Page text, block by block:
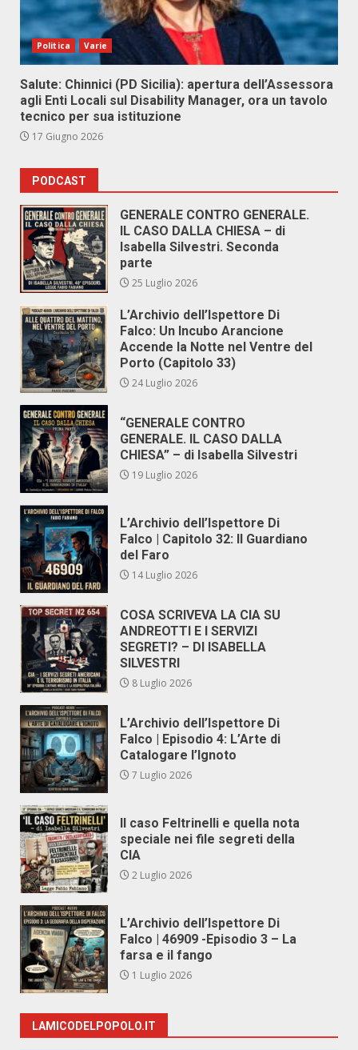
Politica Varie
Salute: Chinnici (PD Sicilia): apertura dell’Assessora
agli Enti Locali sul Disability Manager, ora un tavolo
tecnico per sua istituzione
17 Giugno 2026
PODCAST
GENERALE CONTRO GENERALE.
IL CASO DALLA CHIESA – di
Isabella Silvestri. Seconda
parte
25 Luglio 2026
L’Archivio dell’Ispettore Di
Falco: Un Incubo Arancione
Accende la Notte nel Ventre del
Porto (Capitolo 33)
24 Luglio 2026
“GENERALE CONTRO
GENERALE. IL CASO DALLA
CHIESA” – di Isabella Silvestri
19 Luglio 2026
L’Archivio dell’Ispettore Di
Falco | Capitolo 32: Il Guardiano
del Faro
14 Luglio 2026
COSA SCRIVEVA LA CIA SU
ANDREOTTI E I SERVIZI
SEGRETI? – DI ISABELLA
SILVESTRI
8 Luglio 2026
L’Archivio dell’Ispettore Di
Falco | Episodio 4: L’Arte di
Catalogare l’Ignoto
7 Luglio 2026
Il caso Feltrinelli e quella nota
speciale nei file segreti della
CIA
2 Luglio 2026
L’Archivio dell’Ispettore Di
Falco | 46909 -Episodio 3 – La
farsa e il fango
1 Luglio 2026
LAMICODELPOPOLO.IT